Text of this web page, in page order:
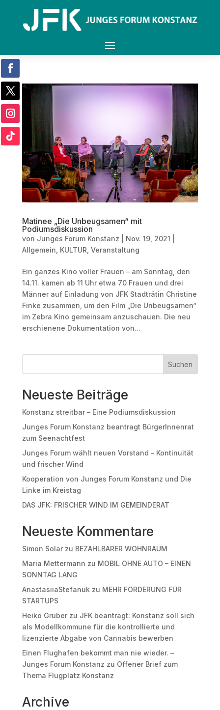
Matinee „Die Unbeugsamen“ mit
Podiumsdiskussion
von Junges Forum Konstanz Nov. 19, 2021
Allgemein KULTUR Veranstaltung
Ein ganzes Kino voller Frauen – am Sonntag, den
14.11. kamen ab 11 Uhr etwa 70 Frauen und drei
Männer auf Einladung von JFK Stadträtin Christine
Finke zusammen, um den Film „Die Unbeugsamen“
im Zebra Kino gemeinsam anzuschauen. Die neu
erschienene Dokumentation von...
Suchen
Neueste Beiträge
Konstanz streitbar – Eine Podiumsdiskussion
Junges Forum Konstanz beantragt BürgerInnenrat
zum Seenachtfest
Junges Forum wählt neuen Vorstand – Kontinuität
und frischer Wind
Kooperation von Junges Forum Konstanz und Die
Linke im Kreistag
DAS JFK: FRISCHER WIND IM GEMEINDERAT
Neueste Kommentare
Simon Solarzu BEZAHLBARER WOHNRAUM
Maria Mettermann zu MOBIL OHNE AUTO – EINEN
SONNTAG LANG
AnastasiiaStefanuk zu MEHR FÖRDERUNG FÜR
STARTUPS
Heiko Gruberzu JFK beantragt: Konstanz soll sich
als Modellkommune für die kontrollierte und
lizenzierte Abgabe von Cannabis bewerben
Einen Flughafen bekommt man nie wieder. –
Junges Forum Konstanz zu Offener Brief zum
Thema Flugplatz Konstanz
Archive